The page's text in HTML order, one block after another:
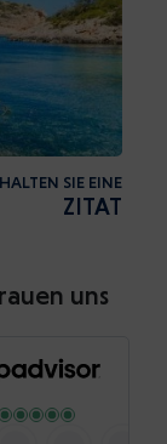
SIE EINE
ZITAT
uns